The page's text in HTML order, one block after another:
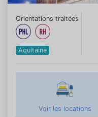
Orientations traitées
Aquitaine
Voir les locations